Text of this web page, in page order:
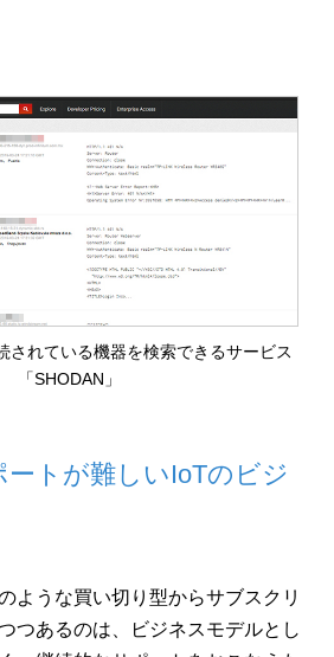
されている機器を検索できるサービス
「SHODAN」
ートが難しいIoTのビジ
ような買い切り型からサブスクリ
つあるのは、ビジネスモデルとし